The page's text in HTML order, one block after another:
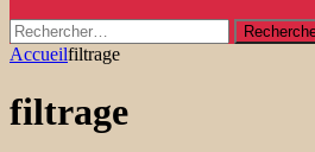
Rechercher :
Accueilfiltrage
filtrage